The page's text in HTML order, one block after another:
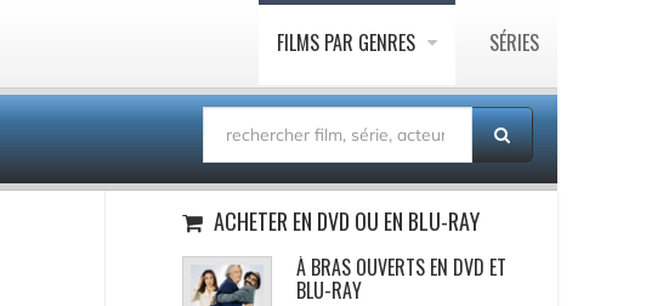
FILMS PAR GENRES SÉRIES
ACHETER EN DVD OU EN BLU-RAY
À BRAS OUVERTS EN DVD ET
BLU-RAY